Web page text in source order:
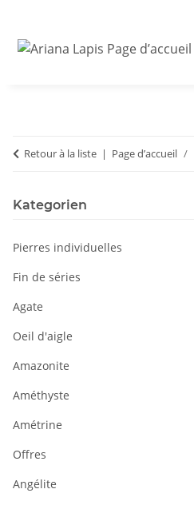
Retour à la liste Page d’accueil
Kategorien
Pierres individuelles
Fin de séries
Agate
Oeil d'aigle
Amazonite
Améthyste
Amétrine
Offres
Angélite